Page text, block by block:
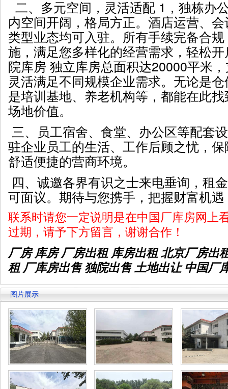
二、多元空间，灵活适配 1，独栋办
内空间开阔，格局方正。酒店运营、
类型业态均可入驻。所有手续完备合
施，满足您多样化的经营需求，轻松
院库房 独立库房总面积达20000平米
灵活满足不同规模企业需求。无论是
是培训基地、养老机构等，都能在此
场地价值。
三、员工宿舍、食堂、办公区等配套
驻企业员工的生活、工作后顾之忧，
舒适便捷的营商环境。
四、诚邀各界有识之士来电垂询，租
可面议。期待与您携手，把握财富机
联系时请您一定说明是在中国厂库房网上
过期，请予下方留言，谢谢合作！
厂房 库房 厂房出租 库房出租 北京厂房出
租 厂库房出售 独院出售 土地出让 中国厂
图片展示